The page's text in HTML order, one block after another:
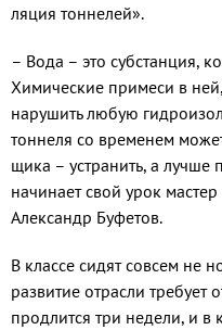
ляция тоннелей».
– Вода – это субстанция,
Хи­мические примеси в
нарушить любую
тоннеля со временем
щика – устранить, а лучше
начинает свой урок
Александр Буфетов.
В классе сидят совсем не
развитие отрасли
продлит­ся три недели, и в